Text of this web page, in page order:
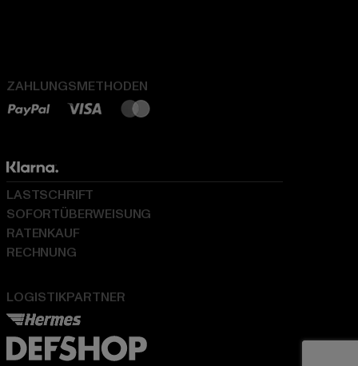
ZAHLUNGSMETHODEN
LOGISTIKPARTNER
LASTSCHRIFT
SOFORTÜBERWEISUNG
RATENKAUF
RECHNUNG